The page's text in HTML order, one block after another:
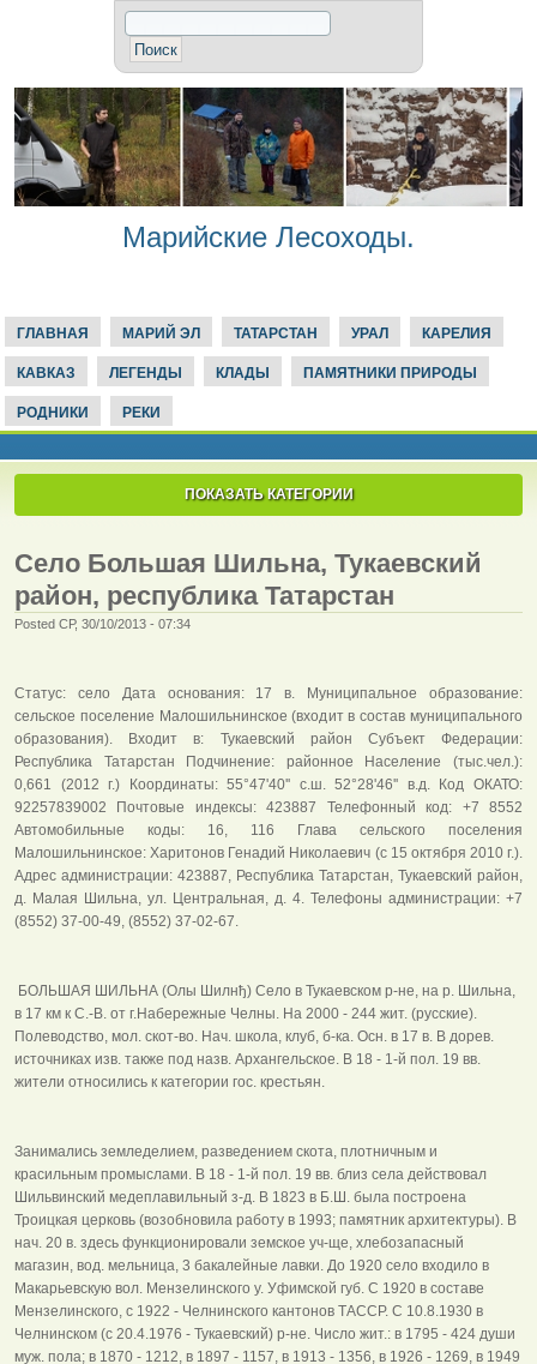
Марийские Лесоходы.
ГЛАВНАЯ МАРИЙ ЭЛ ТАТАРСТАН УРАЛ КАРЕЛИЯ
КАВКАЗ ЛЕГЕНДЫ КЛАДЫ ПАМЯТНИКИ ПРИРОДЫ
РОДНИКИ РЕКИ
ПОКАЗАТЬ КАТЕГОРИИ
Село Большая Шильна, Тукаевский
район, республика Татарстан
Posted СР, 30/10/2013 - 07:34
Статус: село Дата основания: 17 в. Муниципальное образование:
сельское поселение Малошильнинское (входит в состав муниципального
образования). Входит в: Тукаевский район Субъект Федерации:
Республика Татарстан Подчинение: районное Население (тыс.чел.):
0,661 (2012 г.) Координаты: 55°47'40'' с.ш. 52°28'46'' в.д. Код ОКАТО:
92257839002 Почтовые индексы: 423887 Телефонный код: +7 8552
Автомобильные коды: 16, 116 Глава сельского поселения
Малошильнинское: Харитонов Генадий Николаевич (c 15 октября 2010 г.).
Адрес администрации: 423887, Республика Татарстан, Тукаевский район,
д. Малая Шильна, ул. Центральная, д. 4. Телефоны администрации: +7
(8552) 37-00-49, (8552) 37-02-67.
БОЛЬШАЯ ШИЛЬНА (Олы Шилнђ) Село в Тукаевском р-не, на р. Шильна,
в 17 км к С.-В. от г.Набережные Челны. На 2000 - 244 жит. (русские).
Полеводство, мол. скот-во. Нач. школа, клуб, б-ка. Осн. в 17 в. В дорев.
источниках изв. также под назв. Архангельское. В 18 - 1-й пол. 19 вв.
жители относились к категории гос. крестьян.
Занимались земледелием, разведением скота, плотничным и
красильным промыслами. В 18 - 1-й пол. 19 вв. близ села действовал
Шильвинский медеплавильный з-д. В 1823 в Б.Ш. была построена
Троицкая церковь (возобновила работу в 1993; памятник архитектуры). В
нач. 20 в. здесь функционировали земское уч-ще, хлебозапасный
магазин, вод. мельница, 3 бакалейные лавки. До 1920 село входило в
Макарьевскую вол. Мензелинского у. Уфимской губ. С 1920 в составе
Мензелинского, с 1922 - Челнинского кантонов ТАССР. С 10.8.1930 в
Челнинском (с 20.4.1976 - Тукаевский) р-не. Число жит.: в 1795 - 424 души
муж. пола; в 1870 - 1212, в 1897 - 1157, в 1913 - 1356, в 1926 - 1269, в 1949